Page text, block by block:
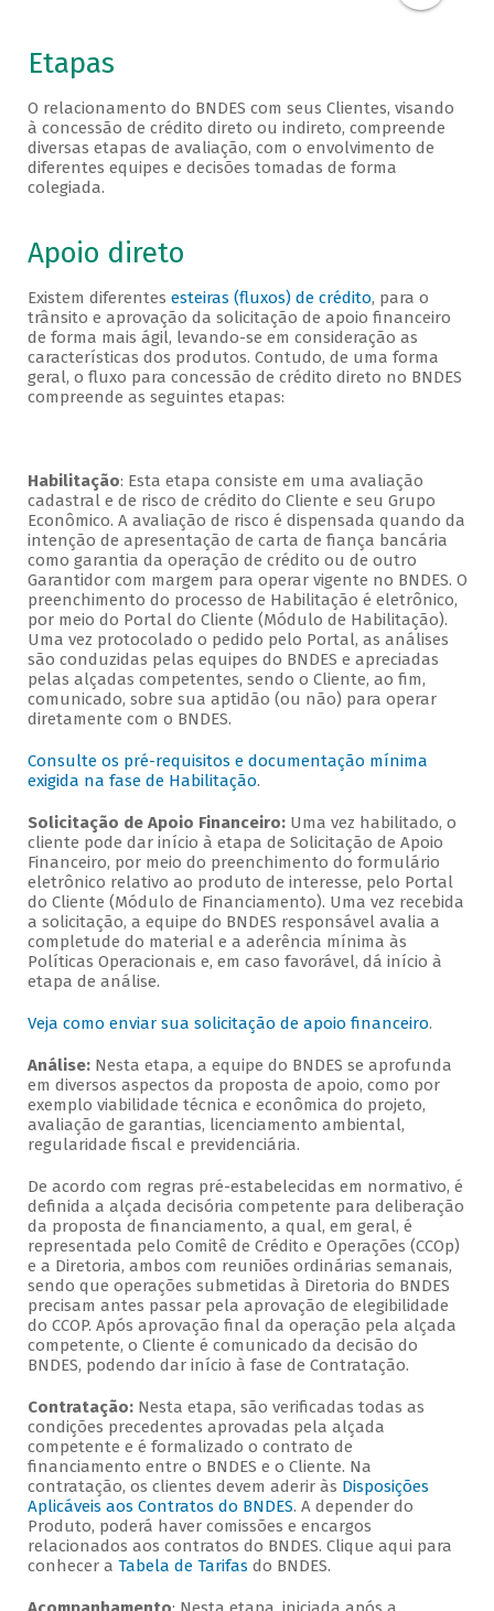
Etapas
O relacionamento do BNDES com seus Clientes, visando
à concessão de crédito direto ou indireto, compreende
diversas etapas de avaliação, com o envolvimento de
diferentes equipes e decisões tomadas de forma
colegiada.
Apoio direto
Existem diferentes esteiras (fluxos) de crédito, para o
trânsito e aprovação da solicitação de apoio financeiro
de forma mais ágil, levando-se em consideração as
características dos produtos. Contudo, de uma forma
geral, o fluxo para concessão de crédito direto no BNDES
compreende as seguintes etapas:
Habilitação: Esta etapa consiste em uma avaliação
cadastral e de risco de crédito do Cliente e seu Grupo
Econômico. A avaliação de risco é dispensada quando da
intenção de apresentação de carta de fiança bancária
como garantia da operação de crédito ou de outro
Garantidor com margem para operar vigente no BNDES. O
preenchimento do processo de Habilitação é eletrônico,
por meio do Portal do Cliente (Módulo de Habilitação).
Uma vez protocolado o pedido pelo Portal, as análises
são conduzidas pelas equipes do BNDES e apreciadas
pelas alçadas competentes, sendo o Cliente, ao fim,
comunicado, sobre sua aptidão (ou não) para operar
diretamente com o BNDES.
Consulte os pré-requisitos e documentação mínima
exigida na fase de Habilitação.
Solicitação de Apoio Financeiro: Uma vez habilitado, o
cliente pode dar início à etapa de Solicitação de Apoio
Financeiro, por meio do preenchimento do formulário
eletrônico relativo ao produto de interesse, pelo Portal
do Cliente (Módulo de Financiamento). Uma vez recebida
a solicitação, a equipe do BNDES responsável avalia a
completude do material e a aderência mínima às
Políticas Operacionais e, em caso favorável, dá início à
etapa de análise.
Veja como enviar sua solicitação de apoio financeiro.
Análise:Nesta etapa, a equipe do BNDES se aprofunda
em diversos aspectos da proposta de apoio, como por
exemplo viabilidade técnica e econômica do projeto,
avaliação de garantias, licenciamento ambiental,
regularidade fiscal e previdenciária.
De acordo com regras pré-estabelecidas em normativo, é
definida a alçada decisória competente para deliberação
da proposta de financiamento, a qual, em geral, é
representada pelo Comitê de Crédito e Operações (CCOp)
e a Diretoria, ambos com reuniões ordinárias semanais,
sendo que operações submetidas à Diretoria do BNDES
precisam antes passar pela aprovação de elegibilidade
do CCOP. Após aprovação final da operação pela alçada
competente, o Cliente é comunicado da decisão do
BNDES, podendo dar início à fase de Contratação.
Contratação: Nesta etapa, são verificadas todas as
condições precedentes aprovadas pela alçada
competente e é formalizado o contrato de
financiamento entre o BNDES e o Cliente. Na
contratação, os clientes devem aderir às Disposições
Aplicáveis aos Contratos do BNDES. A depender do
Produto, poderá haver comissões e encargos
relacionados aos contratos do BNDES. Clique aqui para
conhecer a Tabela de Tarifas do BNDES.